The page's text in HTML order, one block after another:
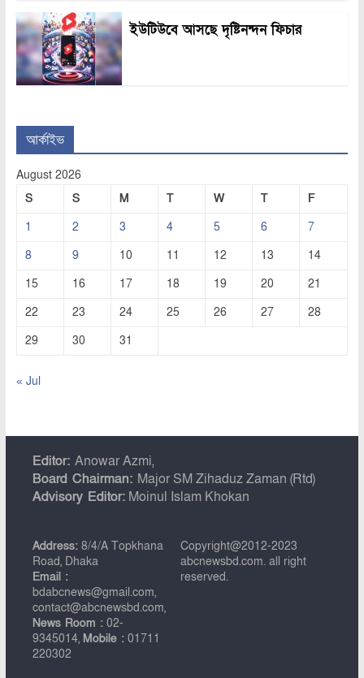
ইউটিউবে আসছে দৃষ্টিনন্দন ফিচার
আর্কাইভ
August 2026
S
S M T W T
F
1
2 3 4 5 6
7
8
9 10 11 12 13
14
15
16 17 18 19 20
21
22
23 24 25 26 27
28
29
30 31
« Jul
Editor: Anowar Azmi,
Board Chairman: Major SM Zihaduz Zaman (Rtd)
Advisory Editor:Moinul Islam Khokan
Address:8/4/A Topkhana
Road, Dhaka
Email :
bdabcnews@gmail.com,
contact@abcnewsbd.com,
News Room :02-
9345014, Mobile :01711
220302
Copyright@2012-2023
abcnewsbd.com. all right
reserved.